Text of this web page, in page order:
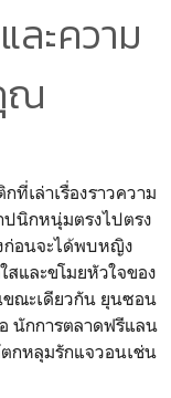
ะความ
ณ
ที่เล่าเรื่องราวความ
ปนิกหนุ่มตรงไปตรง
ก่อนจะได้พบหญิง
และขโมยหัวใจของ
ขณะเดียวกัน ยุนซอน
นักการตลาดฟรีแลน
กหลุมรักแจวอนเช่น